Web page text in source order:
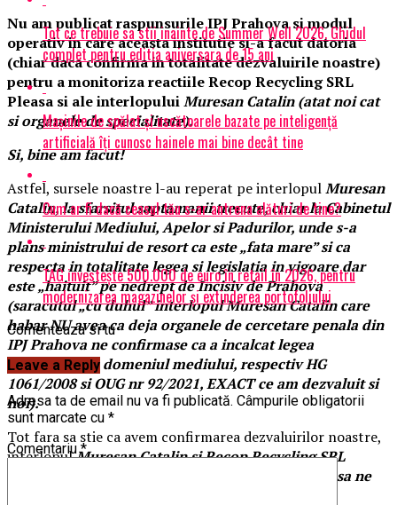
Nu am publicat raspunsurile IPJ Prahova si modul
operativ in care aceasta institutie si-a facut datoria
(chiar daca confirma in totalitate dezvaluirile noastre)
pentru a monitoriza reactiile Recop Recycling SRL
Pleasa si ale interlopuluiMuresan Catalin (atat noi cat
si organele de specialitate).
Si, bine am facut!
Astfel, sursele noastre l-au reperat pe interlopulMuresan
Catalin, la sfarsitul saptamanii trecute, chiar la Cabinetul
Ministerului Mediului, Apelor si Padurilor, unde s-a
plans ministrului de resort ca este „fata mare” si ca
respecta in totalitate legea si legislatia in vigoare dar
este „haituit” pe nedrept de Incisiv de Prahova
(saracutul „cu duhul” interlopul Muresan Catalin care
habar NU avea ca deja organele de cercetare penala din
IPJ Prahova ne confirmase ca a incalcat legea
si legislatia in domeniul mediului, respectiv HG
1061/2008 si OUG nr 92/2021, EXACT ce am dezvaluit si
noi).
Tot fara sa stie ca avem confirmarea dezvaluirilor noastre,
interlopulMuresan Catalin si Recop Recycling SRL
Pleasa, prin acelasi „modus operandi” a incercat sa ne
Tot ce trebuie sa stii inainte de Summer Well 2026. Ghidul
complet pentru editia aniversara de 15 ani
Mașinile de spălat și uscătoarele bazate pe inteligență
artificială îți cunosc hainele mai bine decât tine
Cum ar fi dacă ceasul tău s-ar antrena alături de tine?
TAG investește 500.000 de euro în retail în 2026, pentru
modernizarea magazinelor și extinderea portofoliului
Comenteaza si tu
Leave a Reply
Adresa ta de email nu va fi publicată. Câmpurile obligatorii
sunt marcate cu *
Comentariu*